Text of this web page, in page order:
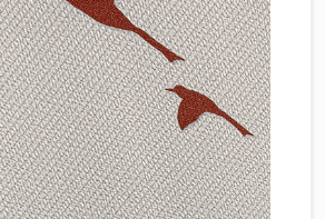
Decori Decori
...
Emiliana Parati
Fipar
Grandeco
Kerama Marazzi